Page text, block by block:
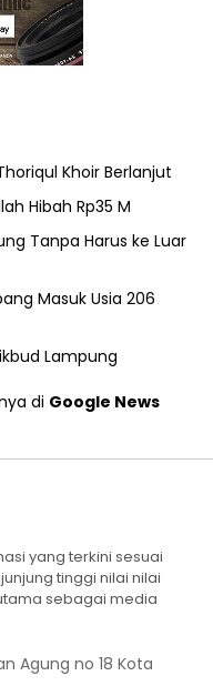
Khoir Berlanjut
Hibah Rp35 M
Tanpa Harus ke Luar
Masuk Usia 206
Lampung
di Google News
yang terkini sesuai
tinggi nilai nilai
sebagai media
Agung no 18 Kota